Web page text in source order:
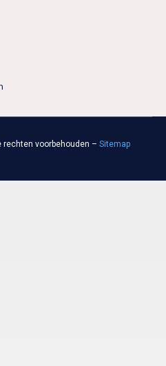
voorbehouden – Sitemap